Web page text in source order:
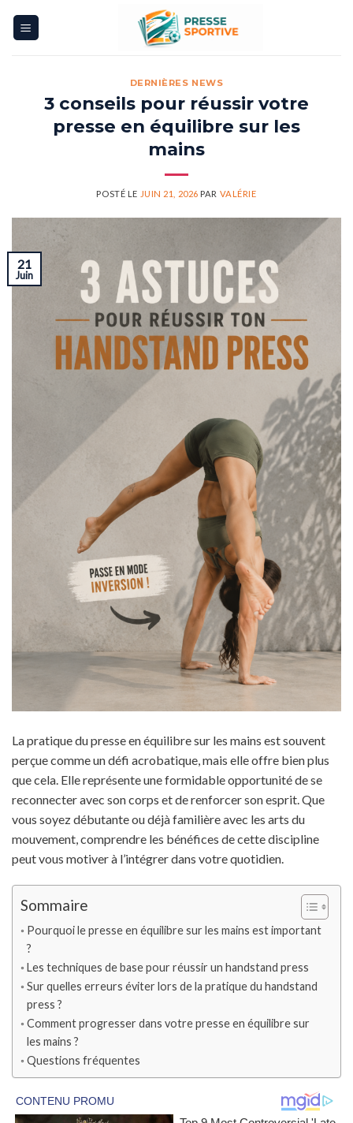
DERNIÈRES NEWS
3 conseils pour réussir votre
presse en équilibre sur les
mains
POSTÉ LE JUIN 21, 2026 PAR VALÉRIE
21
Juin
La pratique du presse en équilibre sur les mains est souvent
perçue comme un défi acrobatique, mais elle offre bien plus
que cela. Elle représente une formidable opportunité de se
reconnecter avec son corps et de renforcer son esprit. Que
vous soyez débutante ou déjà familière avec les arts du
mouvement, comprendre les bénéfices de cette discipline
peut vous motiver à l’intégrer dans votre quotidien.
Sommaire
Pourquoi le presse en équilibre sur les mains est important
?
Les techniques de base pour réussir un handstand press
Sur quelles erreurs éviter lors de la pratique du handstand
press ?
Comment progresser dans votre presse en équilibre sur
les mains ?
Questions fréquentes